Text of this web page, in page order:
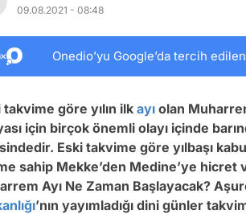
09.08.2021 - 08:48
Onedio’yu Google’da tercih
takvime göre yılın ilk ayı olan
için birçok önemli olayı içinde
Eski takvime göre yılbaşı
sahip Mekke’den Medine’ye hicret
Ayı Ne Zaman Başlayacak?
’nın yayımladığı dini günler